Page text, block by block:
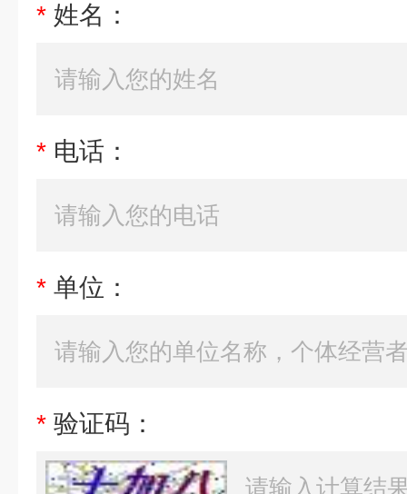
* 姓名：
* 电话：
* 单位：
* 验证码：